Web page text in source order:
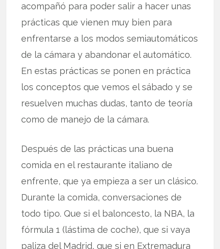
acompañó para poder salir a hacer unas
prácticas que vienen muy bien para
enfrentarse a los modos semiautomáticos
de la cámara y abandonar el automático.
En estas prácticas se ponen en práctica
los conceptos que vemos el sábado y se
resuelven muchas dudas, tanto de teoría
como de manejo de la cámara.
Después de las prácticas una buena
comida en el restaurante italiano de
enfrente, que ya empieza a ser un clásico.
Durante la comida, conversaciones de
todo tipo. Que si el baloncesto, la NBA, la
fórmula 1 (lástima de coche), que si vaya
paliza del Madrid, que si en Extremadura